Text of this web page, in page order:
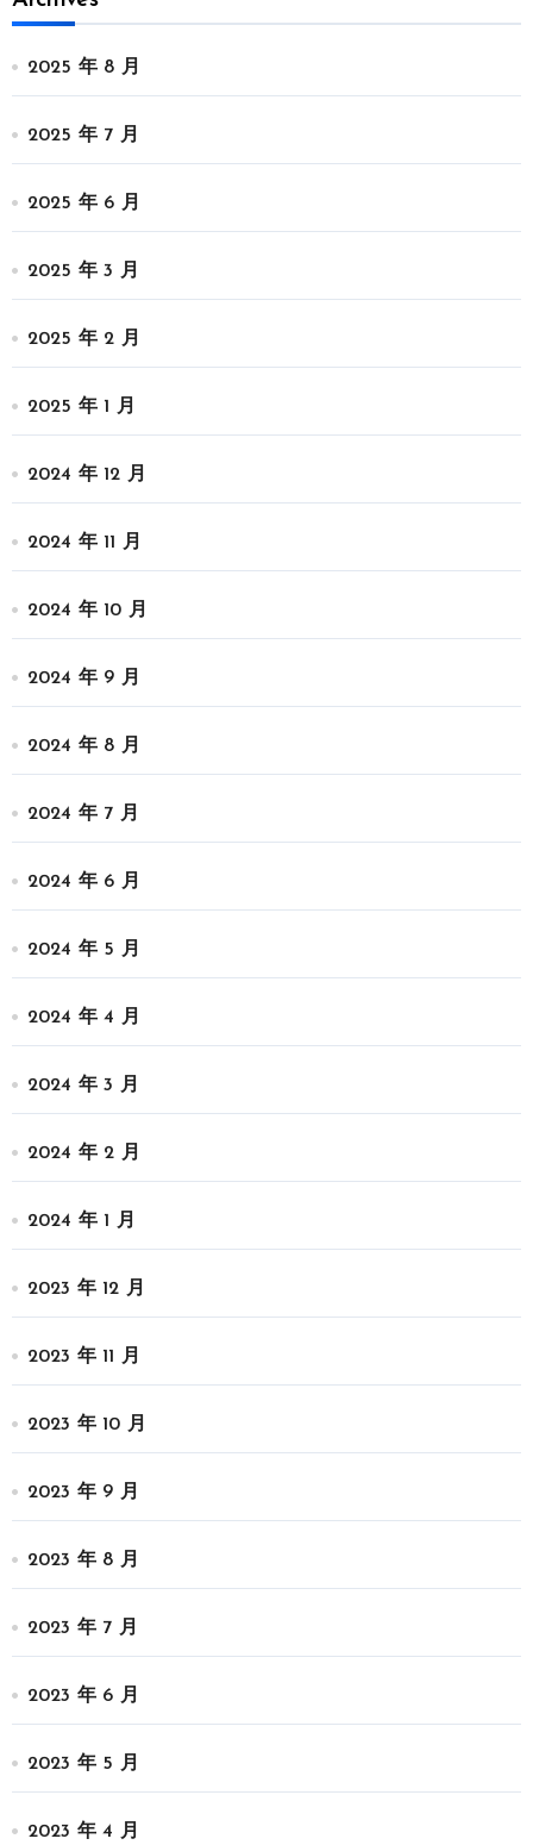
2025 年 8 月
2025 年 7 月
2025 年 6 月
2025 年 3 月
2025 年 2 月
2025 年 1 月
2024 年 12 月
2024 年 11 月
2024 年 10 月
2024 年 9 月
2024 年 8 月
2024 年 7 月
2024 年 6 月
2024 年 5 月
2024 年 4 月
2024 年 3 月
2024 年 2 月
2024 年 1 月
2023 年 12 月
2023 年 11 月
2023 年 10 月
2023 年 9 月
2023 年 8 月
2023 年 7 月
2023 年 6 月
2023 年 5 月
2023 年 4 月